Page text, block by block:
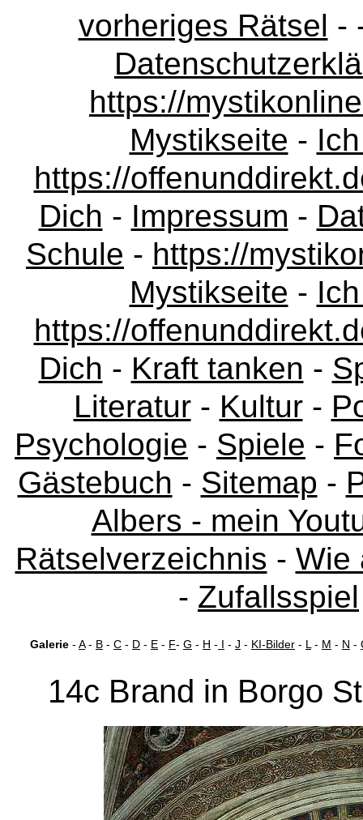
vorheriges Rätsel -
https://
Mystikseite -
https://
Dich - Impressum -
Schule - https://
Mystikseite -
https://
Dich - Kraft tanken -
Literatur- Kultur-
Psychologie - Spiele -
Gästebuch - Sitemap -
Albers - mein
Rätselverzeichnis - Wie
- Zufallsspiel
Galerie - A- B - C - D - E - F- G - H - I - J - KI-Bilder - L - M - N -
14c Brand in Borgo